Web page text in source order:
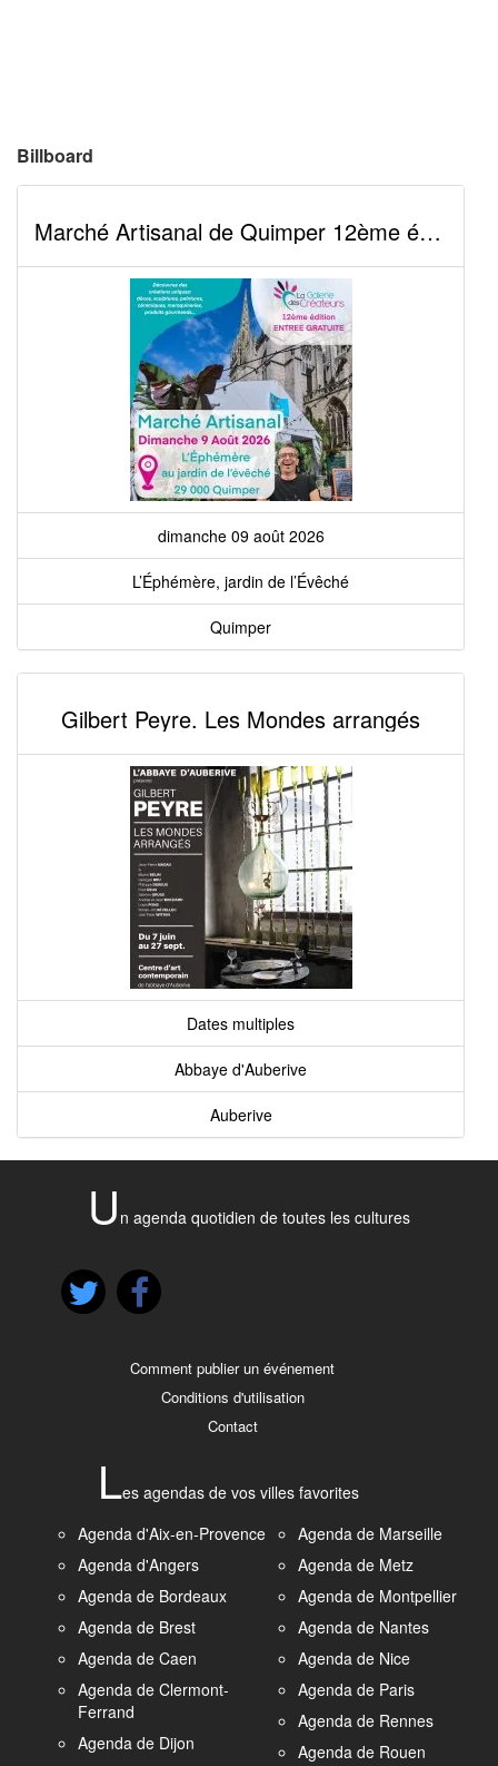
Billboard
Marché Artisanal de Quimper 12ème édition
dimanche 09 août 2026
L’Éphémère, jardin de l’Évêché
Quimper
Gilbert Peyre. Les Mondes arrangés
Dates multiples
Abbaye d'Auberive
Auberive
U n agenda quotidien de toutes les cultures
Comment publier un événement
Conditions d'utilisation
Contact
Les agendas de vos villes favorites
Agenda d'Aix-en-Provence
Agenda d'Angers
Agenda de Bordeaux
Agenda de Brest
Agenda de Caen
Agenda de Clermont-
Ferrand
Agenda de Dijon
Agenda de Marseille
Agenda de Metz
Agenda de Montpellier
Agenda de Nantes
Agenda de Nice
Agenda de Paris
Agenda de Rennes
Agenda de Rouen